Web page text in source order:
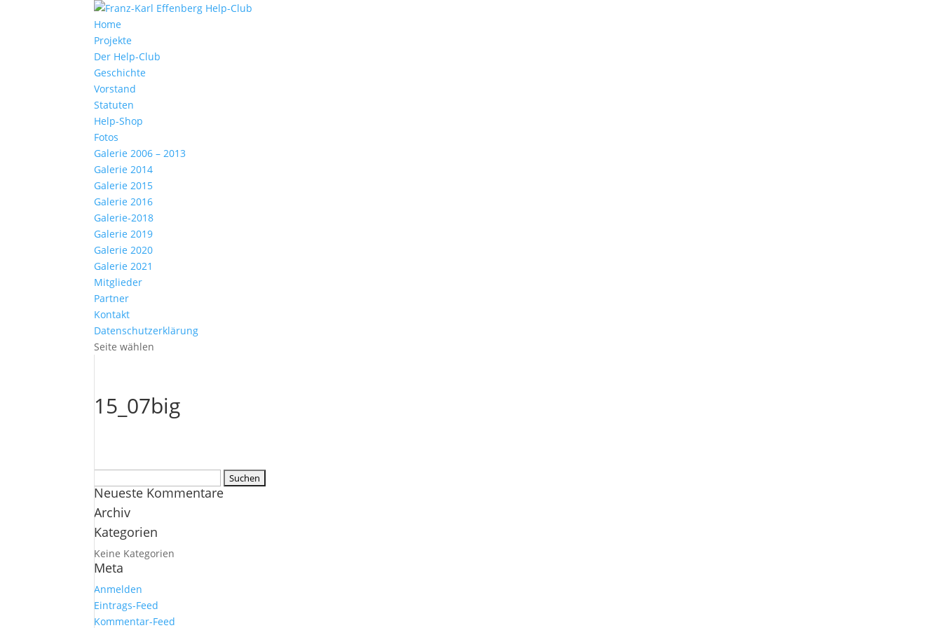
Home
Projekte
Der Help-Club
Geschichte
Vorstand
Statuten
Help-Shop
Fotos
Galerie 2006 – 2013
Galerie 2014
Galerie 2015
Galerie 2016
Galerie-2018
Galerie 2019
Galerie 2020
Galerie 2021
Mitglieder
Partner
Kontakt
Datenschutzerklärung
Seite wählen
15_07big
nach:
Neueste Kommentare
Archiv
Kategorien
Keine Kategorien
Meta
Anmelden
Eintrags-Feed
Kommentar-Feed